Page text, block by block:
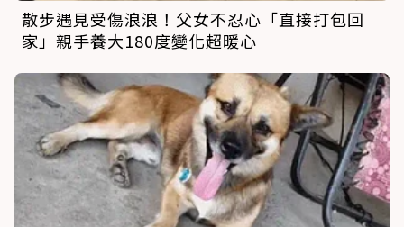
散步遇見受傷浪浪！父女不忍心「直接打包回
家」親手養大180度變化超暖心